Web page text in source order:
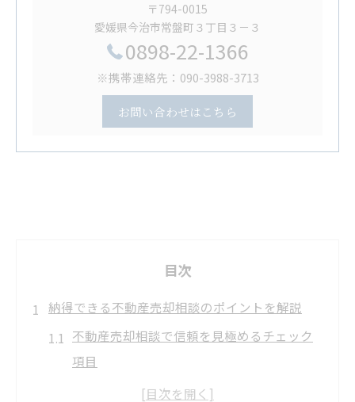
〒794-0015
愛媛県今治市常盤町３丁目３－３
0898-22-1366
※携帯連絡先：090-3988-3713
お問い合わせはこちら
目次
納得できる不動産売却相談のポイントを解説
不動産売却相談で信頼を見極めるチェック
項目
納得できる不動産売却の事前準備と進め方